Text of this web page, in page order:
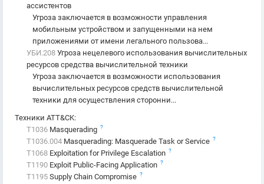
ассистентов
Угроза заключается в возможности управления
мобильным устройством и запущенными на нем
приложениями от имени легального пользова...
УБИ.208 Угроза нецелевого использования вычислительных
ресурсов средства вычислительной техники
Угроза заключается в возможности использования
вычислительных ресурсов средств вычислительной
техники для осуществления сторонни...
Техники ATT&CK:
T1036 Masquerading ?
T1036.004 Masquerading: Masquerade Task or Service ?
T1068 Exploitation for Privilege Escalation ?
T1190 Exploit Public-Facing Application ?
T1195 Supply Chain Compromise ?